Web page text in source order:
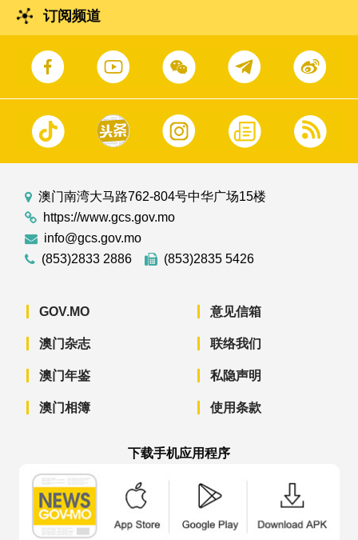
订阅频道
澳门南湾大马路762-804号中华广场15楼
https://www.gcs.gov.mo
info@gcs.gov.mo
(853)2833 2886
(853)2835 5426
GOV.MO
澳门杂志
澳门年鉴
澳门相簿
意见信箱
联络我们
私隐声明
使用条款
下载手机应用程序